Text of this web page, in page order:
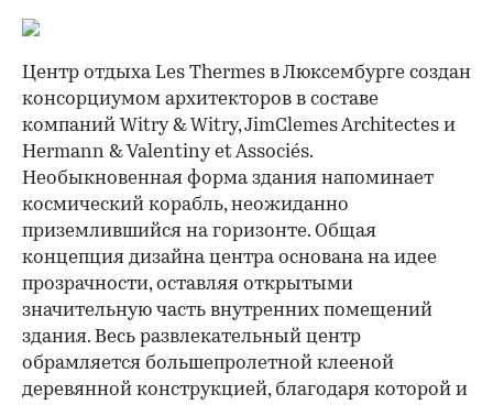
Центр отдыха Les Thermes в Люксембурге создан
консорциумом архитекторов в составе
компаний Witry & Witry, JimClemes Architectes и
Hermann & Valentiny et Associés.
Необыкновенная форма здания напоминает
космический корабль, неожиданно
приземлившийся на горизонте. Общая
концепция дизайна центра основана на идее
прозрачности, оставляя открытыми
значительную часть внутренних помещений
здания. Весь развлекательный центр
обрамляется большепролетной клееной
деревянной конструкцией, благодаря которой и